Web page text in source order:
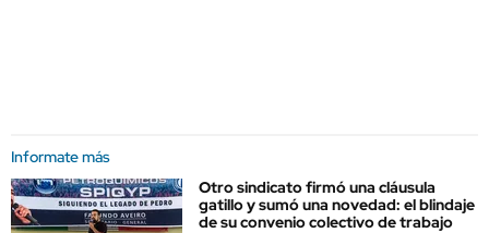
Informate más
Otro sindicato firmó una cláusula
gatillo y sumó una novedad: el blindaje
de su convenio colectivo de trabajo